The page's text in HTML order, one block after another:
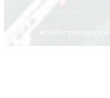
Всички права